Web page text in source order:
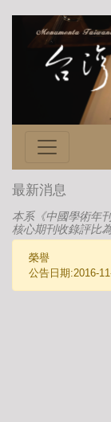
最新消息
本系《中國學術年
核心期刊收錄評比
榮譽
公告日期:2016-